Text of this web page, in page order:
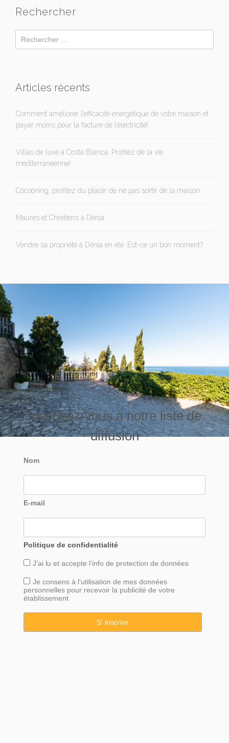
Rechercher
Articles récents
Comment améliorer l’efficacité énergétique de votre maison et
payer moins pour la facture de l’électricité!
Villas de luxe à Costa Blanca: Profitez de la vie
méditerranéenne!
Cocooning, profitez du plaisir de ne pas sortir de la maison
Maures et Chrétiens à Dénia
Vendre sa propriété à Dénia en été: Est-ce un bon moment?
Inscrivez-vous à notre liste de
diffusion
Nom
E-mail
Politique de confidentialité
J’ai lu et accepte l’info de protection de données
Je consens à l’utilisation de mes données
personnelles pour recevoir la publicité de votre
établissement